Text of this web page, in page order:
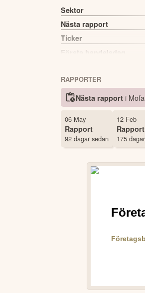
Sektor
Nästa rapport
Ticker
Första handelsdag
RAPPORTER
Nästa rapport i
06 May
Rapport
92 dagar sedan
12 Feb
Rapport
175